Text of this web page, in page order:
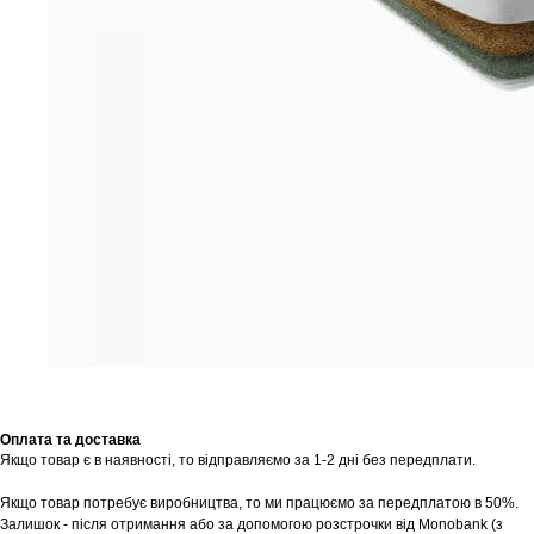
Оплата та доставка
Якщо товар є в наявності, то відправляємо за 1-2 дні без передплати.
Якщо товар потребує виробництва, то ми працюємо за передплатою в 50%.
Залишок - після отримання або за допомогою розстрочки від Monobank (з